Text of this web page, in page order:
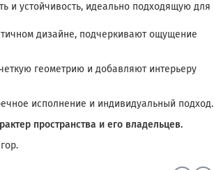
и устойчивость, идеально подходящую для
дизайне, подчеркивают ощущение
геометрию и добавляют интерьеру
исполнение и индивидуальный подход.
пространства и его владельцев.